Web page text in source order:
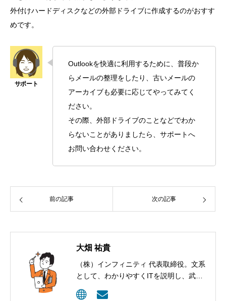
外付けハードディスクなどの外部ドライブに作成するのがおすす
めです。
Outlookを快適に利用するために、普段か
らメールの整理をしたり、古いメールの
アーカイブも必要に応じてやってみてく
ださい。
その際、外部ドライブのことなどでわか
らないことがありましたら、サポートへ
お問い合わせください。
前の記事 次の記事
大畑 祐貴
（株）インフィニティ 代表取締役。文系
として、わかりやすくITを説明し、武器
として活用してもらうコンサルティング
を行っています。